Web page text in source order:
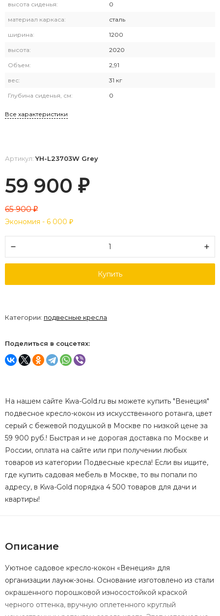
высота сиденья: 0
материал каркаса: сталь
ширина: 1200
высота: 2020
Объем: 2,91
вес: 31 кг
Глубина сиденья, см: 0
Все характеристики
Артикул:YH-L23703W Grey
59 900 ₽
65 900₽
Экономия - 6 000 ₽
Купить
Категории: подвесные кресла
Поделиться в соцсетях:
На нашем сайте Kwa-Gold.ru вы можете купить "Венеция"
подвесное кресло-кокон из искусственного ротанга, цвет
серый с бежевой подушкой в Москве по низкой цене за
59 900 руб.! Быстрая и не дорогая доставка по Москве и
России, оплата на сайте или при получении любых
товаров из категории Подвесные кресла! Если вы ищите,
где купить садовая мебель в Москве, то вы попали по
адресу, в Kwa-Gold порядка 4 500 товаров для дачи и
квартиры!
Описание
Уютное садовое кресло-кокон «Венеция» для
организации лаунж-зоны. Основание изготовлено из стали
окрашенного порошковой износостойкой краской
черного оттенка, вручную оплетенного круглый